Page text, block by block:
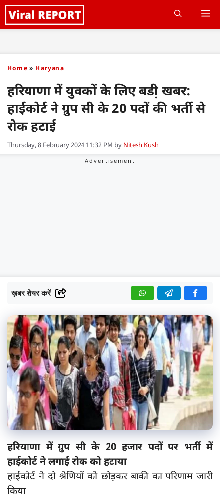
Skip
to
Home » Haryana
हरियाणा में युवकों के लिए बडी़ खबर:
हाईकोर्ट ने ग्रुप सी के 20 पदों की भर्ती से
रोक हटाई
Thursday, 8 February 2024 11:32 PM by Nitesh Kush
ख़बर शेयर करें
हरियाणा में ग्रुप सी के 20 हजार पदों पर भर्ती में
हाईकोर्ट ने लगाई रोक को हटाया
हाईकोर्ट ने दो श्रेणियों को छोड़कर बाकी का परिणाम जारी
किया